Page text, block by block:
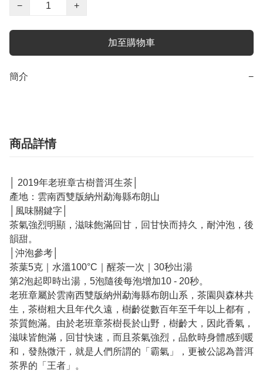
−
+
加至購物車
簡介 −
商品詳情
│ 2019年老班章古樹普洱生茶│
產地：雲南西雙版納州勐海縣布朗山
│風味關鍵字│
茶氣強烈明顯，滋味飽滿回甘，回甘快而持久，耐沖泡，後
韻甜。
│沖泡參考│
茶葉5克｜水溫100°C｜醒茶一次｜30秒出湯
第2泡起即時出湯，5泡隨後每泡增加10 - 20秒。
老班章屬於雲南西雙版納州勐海縣布朗山系，茶園與森林共
生，茶樹粗大且年代久遠，樹齡從數百年至千年以上都有，
茶質飽滿。由於老班章茶樹長於山野，樹齡大，因此香氣，
滋味皆飽滿，回甘快速，而且茶氣強烈，品飲時身體感到暖
和，發熱微汗，就是人們所謂的「霸氣」，更被公認為普洱
茶界的「王者」。